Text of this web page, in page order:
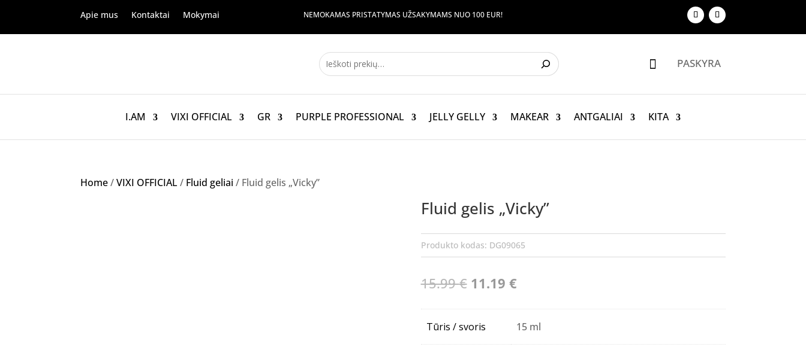
Apie mus Kontaktai Mokymai NEMOKAMAS PRISTATYMAS UŽSAKYMAMS NUO 100 EUR!
 PASKYRA
I.AM VIXI OFFICIAL GR PURPLE PROFESSIONAL JELLY GELLY MAKEAR ANTGALIAI KITA
Home/VIXI OFFICIAL/ Fluid geliai / Fluid gelis „Vicky”
Fluid gelis „Vicky”
Produkto kodas: DG09065
15.99€ Original
was:
15.99 €.
11.19 €Current
is:
11.19 €.
Tūris / svoris 15 ml